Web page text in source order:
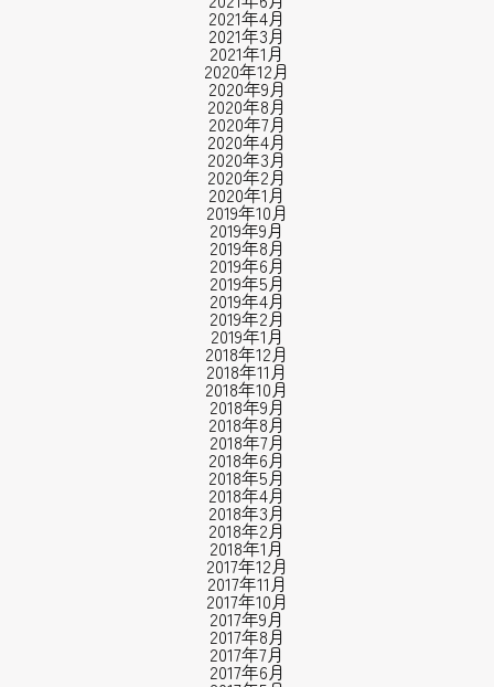
2021年4月
2021年3月
2021年1月
2020年12月
2020年9月
2020年8月
2020年7月
2020年4月
2020年3月
2020年2月
2020年1月
2019年10月
2019年9月
2019年8月
2019年6月
2019年5月
2019年4月
2019年2月
2019年1月
2018年12月
2018年11月
2018年10月
2018年9月
2018年8月
2018年7月
2018年6月
2018年5月
2018年4月
2018年3月
2018年2月
2018年1月
2017年12月
2017年11月
2017年10月
2017年9月
2017年8月
2017年7月
2017年6月